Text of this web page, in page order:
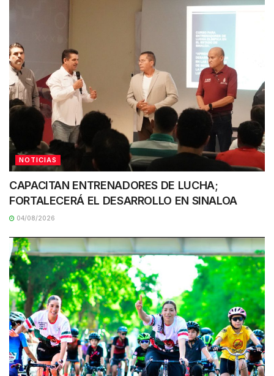
NOTICIAS
CAPACITAN ENTRENADORES DE LUCHA;
FORTALECERÁ EL DESARROLLO EN SINALOA
04/08/2026